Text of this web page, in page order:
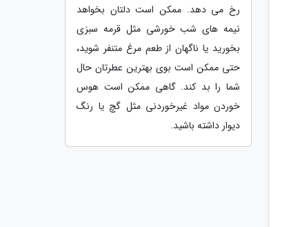
رخ می دهد. ممکن است دلتان بخواهد
نیمه های شب خورشی مثل قرمه سبزی
بخورید یا ناگهان از طعم مرغ متنفر شوید،
حتی ممکن است بوی بهترین عطرتان حال
شما را بد کند. گاهی ممکن است هوس
خوردن مواد غیرخوردنی مثل گچ یا رنگ
دیوار داشته باشید.